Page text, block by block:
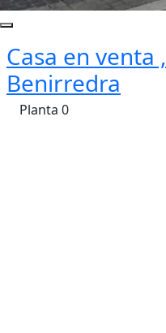
Casa en venta ,
Benirredra
Planta 0